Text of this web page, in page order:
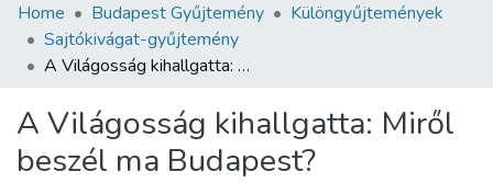
Communities & Collections
All of DSpace
About us
Home Budapest Gyűjtemény
Különgyűjtemények
Sajtókivágat-gyűjtemény
A Világosság kihallgatta: Miről beszél ma Budapest?
A Világosság kihallgatta: Miről
beszél ma Budapest?